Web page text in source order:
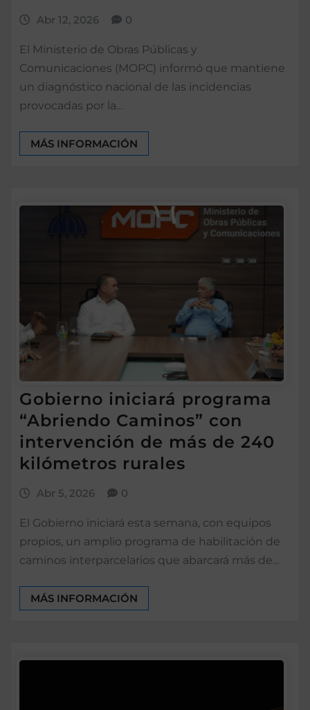
Abr 12, 2026 0
El Ministerio de Obras Públicas y
Comunicaciones (MOPC) informó que mantiene
un diagnóstico nacional de las incidencias
provocadas por la…
MÁS INFORMACIÓN
Gobierno iniciará programa
“Abriendo Caminos” con
intervención de más de 240
kilómetros rurales
Abr 5, 2026 0
El Gobierno iniciará esta semana, con equipos
propios, un amplio programa de habilitación de
caminos interparcelarios que abarcará más de…
MÁS INFORMACIÓN